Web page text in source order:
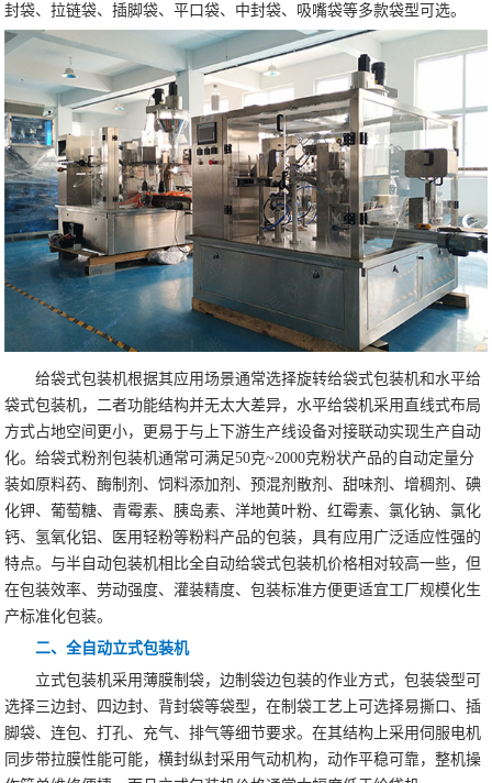
封袋、拉链袋、插脚袋、平口袋、中封袋、吸嘴袋等多款袋型可选。
给袋式包装机根据其应用场景通常选择旋转给袋式包装机和水平给
袋式包装机，二者功能结构并无太大差异，水平给袋机采用直线式布局
方式占地空间更小，更易于与上下游生产线设备对接联动实现生产自动
化。给袋式粉剂包装机通常可满足50克~2000克粉状产品的自动定量分
装如原料药、酶制剂、饲料添加剂、预混剂散剂、甜味剂、增稠剂、碘
化钾、葡萄糖、青霉素、胰岛素、洋地黄叶粉、红霉素、氯化钠、氯化
钙、氢氧化铝、医用轻粉等粉料产品的包装，具有应用广泛适应性强的
特点。与半自动包装机相比全自动给袋式包装机价格相对较高一些，但
在包装效率、劳动强度、灌装精度、包装标准方便更适宜工厂规模化生
产标准化包装。
二、全自动立式包装机
立式包装机采用薄膜制袋，边制袋边包装的作业方式，包装袋型可
选择三边封、四边封、背封袋等袋型，在制袋工艺上可选择易撕口、插
脚袋、连包、打孔、充气、排气等细节要求。在其结构上采用伺服电机
同步带拉膜性能可能，横封纵封采用气动机构，动作平稳可靠，整机操